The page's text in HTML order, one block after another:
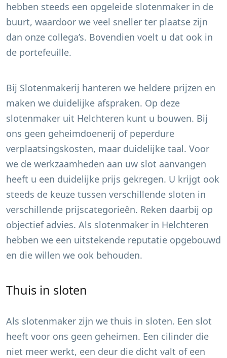
hebben steeds een opgeleide slotenmaker in de
buurt, waardoor we veel sneller ter plaatse zijn
dan onze collega’s. Bovendien voelt u dat ook in
de portefeuille.
Bij Slotenmakerij hanteren we heldere prijzen en
maken we duidelijke afspraken. Op deze
slotenmaker uit Helchteren kunt u bouwen. Bij
ons geen geheimdoenerij of peperdure
verplaatsingskosten, maar duidelijke taal. Voor
we de werkzaamheden aan uw slot aanvangen
heeft u een duidelijke prijs gekregen. U krijgt ook
steeds de keuze tussen verschillende sloten in
verschillende prijscategorieên. Reken daarbij op
objectief advies. Als slotenmaker in Helchteren
hebben we een uitstekende reputatie opgebouwd
en die willen we ook behouden.
Thuis in sloten
Als slotenmaker zijn we thuis in sloten. Een slot
heeft voor ons geen geheimen. Een cilinder die
niet meer werkt, een deur die dicht valt of een